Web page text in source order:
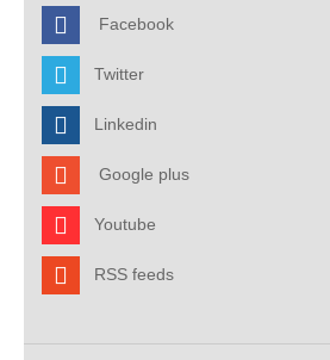
Facebook
Twitter
Linkedin
Google plus
Youtube
RSS feeds